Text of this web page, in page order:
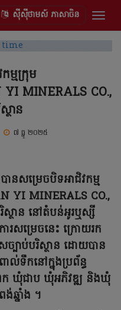
ស៊ីស៊ីថាមស៍ ភាសាចិន
ម្មក្រុម
MINERALS CO.,
ាន
៧ ធ្នូ ២០២៥
ានសម្រេចបិទអាជិវកម្ម
YI MINERALS CO.,
ស្ថាន នៅតំបន់អូរឬស្សី
រសម្រេចនេះ ក្រោយរក
ច្បាប់បរិស្ថាន ដោយបាន
ល់ទឹកនៅក្នុងប្រព័ន្ធ
ក ឃុំជាប ឃុំអភិវឌ្ឍ និងឃុំ
ឆ្នាំង ។